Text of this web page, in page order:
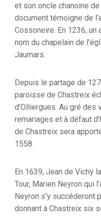
et son oncle chanoine de
document témoigne de
Cossoneire. En 1236, un
nom du chapelain de
Jaumars.
Depuis le partage de
paroisse de Chastreix
d’Olliergues. Au gré des
remariages et à défaut
de Chastreix sera
1558.
En 1639, Jean de Vichy
Tour, Marien Neyron qui
Neyron s’y succéderont
donnant à Chastreix six